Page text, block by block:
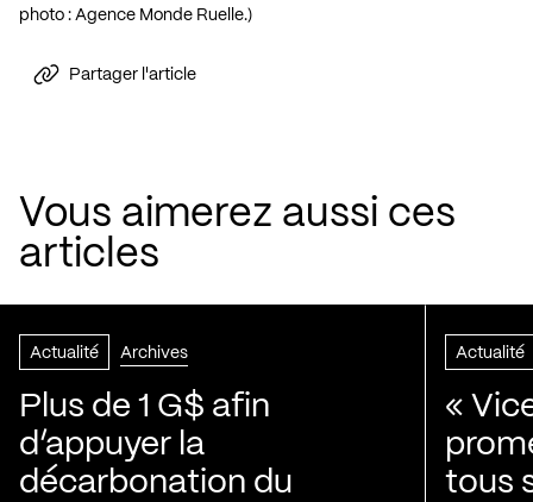
photo : Agence Monde Ruelle.)
Partager l'article
Vous aimerez aussi ces
articles
Actualité Archives
Plus de 1 G$ afin
d’appuyer la
décarbonation du
Actualité
«
tous